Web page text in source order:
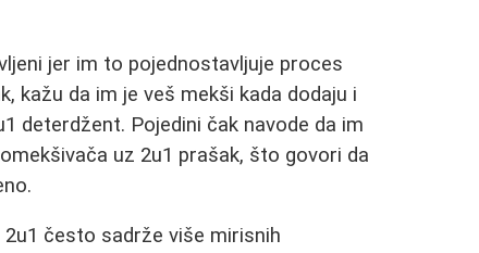
jer im to pojednostavljuje proces
kažu da im je veš mekši kada dodaju i
deterdžent. Pojedini čak navode da im
uz 2u1 prašak, što govori da
često sadrže više mirisnih